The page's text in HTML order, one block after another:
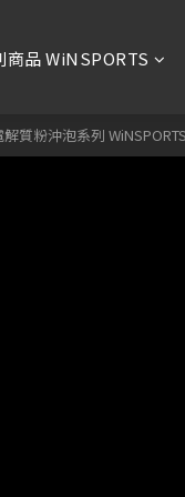
商品 WiNSPORTS
解質粉沖泡系列